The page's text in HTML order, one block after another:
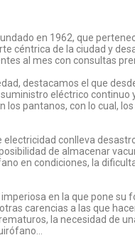
fundado en 1962, que
céntrica de la ciudad y
al mes con consultas
destacamos el que
eléctrico continuo
los pantanos, con lo cual,
electricidad conlleva
de almacenar
en condiciones, la
en la que pone su
carencias a las que
la necesidad de